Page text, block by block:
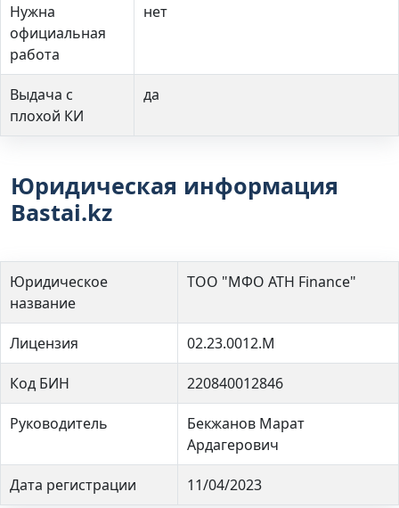
Нужна
официальная
работа
нет
Выдача с
плохой КИ
да
Юридическая информация
Bastai.kz
Юридическое
название
ТОО "МФО ATH Finance"
Лицензия 02.23.0012.M
Код БИН 220840012846
Руководитель
Бекжанов Марат
Ардагерович
Дата регистрации 11/04/2023